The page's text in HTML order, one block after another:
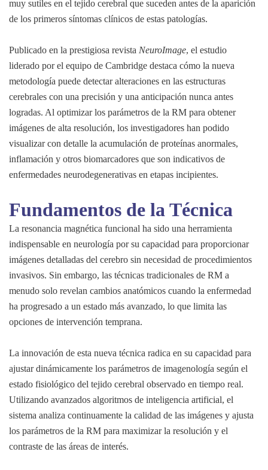
muy sutiles en el tejido cerebral que suceden antes de la aparición
de los primeros síntomas clínicos de estas patologías.
Publicado en la prestigiosa revista NeuroImage, el estudio
liderado por el equipo de Cambridge destaca cómo la nueva
metodología puede detectar alteraciones en las estructuras
cerebrales con una precisión y una anticipación nunca antes
logradas. Al optimizar los parámetros de la RM para obtener
imágenes de alta resolución, los investigadores han podido
visualizar con detalle la acumulación de proteínas anormales,
inflamación y otros biomarcadores que son indicativos de
enfermedades neurodegenerativas en etapas incipientes.
Fundamentos de la Técnica
La resonancia magnética funcional ha sido una herramienta
indispensable en neurología por su capacidad para proporcionar
imágenes detalladas del cerebro sin necesidad de procedimientos
invasivos. Sin embargo, las técnicas tradicionales de RM a
menudo solo revelan cambios anatómicos cuando la enfermedad
ha progresado a un estado más avanzado, lo que limita las
opciones de intervención temprana.
La innovación de esta nueva técnica radica en su capacidad para
ajustar dinámicamente los parámetros de imagenología según el
estado fisiológico del tejido cerebral observado en tiempo real.
Utilizando avanzados algoritmos de inteligencia artificial, el
sistema analiza continuamente la calidad de las imágenes y ajusta
los parámetros de la RM para maximizar la resolución y el
contraste de las áreas de interés.